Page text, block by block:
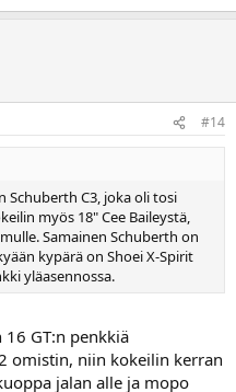
#14
Schuberth C3, joka oli tosi
myös 18" Cee Baileystä,
Samainen Schuberth on
kypärä on Shoei X-Spirit
yläasennossa.
GT:n penkkiä
omistin, niin kokeilin kerran
jalan alle ja mopo